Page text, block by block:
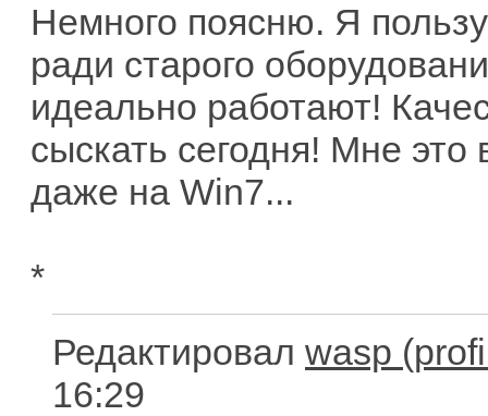
Немного поясню. Я
ради старого
идеально работают!
сыскать сегодня! Мне
даже на Win7...
*
Редактировал wasp
16:29